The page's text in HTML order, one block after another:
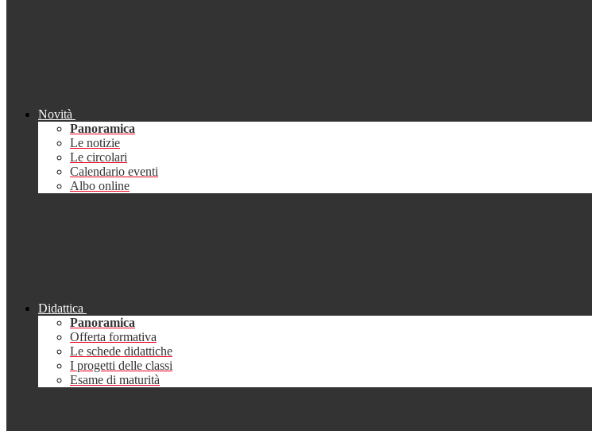
Novità
Panoramica
Le notizie
Le circolari
Calendario eventi
Albo online
Didattica
Panoramica
Offerta formativa
Le schede didattiche
I progetti delle classi
Esame di maturità